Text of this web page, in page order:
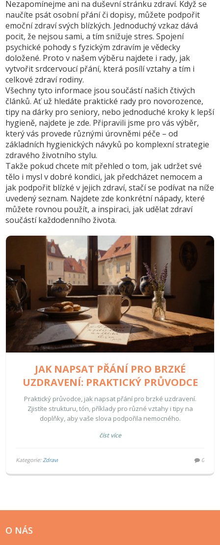
Nezapomínejme ani na duševní stránku zdraví. Když se
naučíte psát osobní přání či dopisy, můžete podpořit
emoční zdraví svých blízkých. Jednoduchý vzkaz dává
pocit, že nejsou sami, a tím snižuje stres. Spojení
psychické pohody s fyzickým zdravím je vědecky
doložené. Proto v našem výběru najdete i rady, jak
vytvořit srdcervoucí přání, která posílí vztahy a tím i
celkové zdraví rodiny.
Všechny tyto informace jsou součástí našich čtivých
článků. Ať už hledáte praktické rady pro novorozence,
tipy na dárky pro seniory, nebo jednoduché kroky k lepší
hygieně, najdete je zde. Připravili jsme pro vás výběr,
který vás provede různými úrovněmi péče – od
základních hygienických návyků po komplexní strategie
zdravého životního stylu.
Takže pokud chcete mít přehled o tom, jak udržet své
tělo i mysl v dobré kondici, jak předcházet nemocem a
jak podpořit blízké v jejich zdraví, stačí se podívat na níže
uvedený seznam. Najdete zde konkrétní nápady, které
můžete rovnou použít, a inspiraci, jak udělat zdraví
součástí každodenního života.
JAK NAPSAT PŘÁNÍ PRO BRZKÉ
UZDRAVENÍ: PRAKTICKÝ PRŮVODCE
Praktický průvodce, jak napsat přání pro brzké uzdravení.
Zjistíte strukturu, tón, příklady pro různé vztahy i tipy na
doplňky, aby vaše slova podpořila nemocného.
číst více
Kategorie:Zdraví 0
O NÁS